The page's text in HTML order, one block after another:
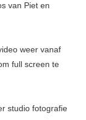
van Piet en
weer vanaf
full screen te
studio fotografie